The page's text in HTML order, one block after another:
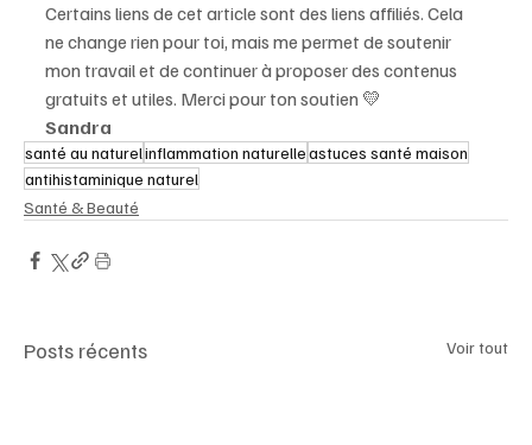
Certains liens de cet article sont des liens affiliés. Cela
ne change rien pour toi, mais me permet de soutenir
mon travail et de continuer à proposer des contenus
gratuits et utiles. Merci pour ton soutien 💛
Sandra
santé au naturelinflammation naturelleastuces santé maison
antihistaminique naturel
Santé & Beauté
Posts récents Voir tout